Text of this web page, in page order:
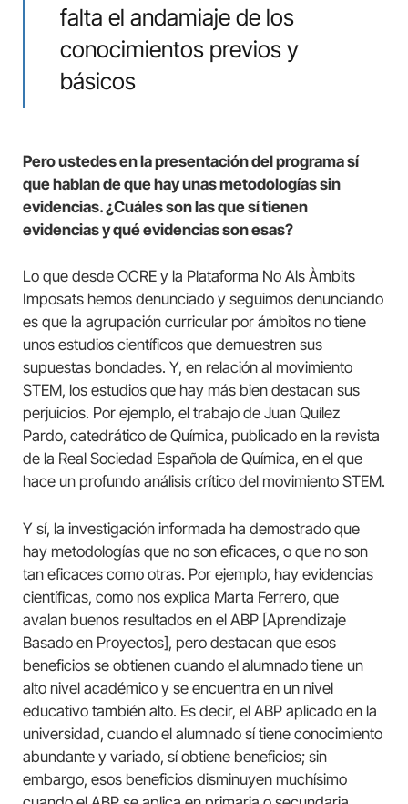
falta el andamiaje de los
conocimientos previos y
básicos
Pero ustedes en la presentación del programa sí
que hablan de que hay unas metodologías sin
evidencias. ¿Cuáles son las que sí tienen
evidencias y qué evidencias son esas?
Lo que desde OCRE y la Plataforma No Als Àmbits
Imposats hemos denunciado y seguimos denunciando
es que la agrupación curricular por ámbitos no tiene
unos estudios científicos que demuestren sus
supuestas bondades. Y, en relación al movimiento
STEM, los estudios que hay más bien destacan sus
perjuicios. Por ejemplo, el trabajo de Juan Quílez
Pardo, catedrático de Química, publicado en la revista
de la Real Sociedad Española de Química, en el que
hace un profundo análisis crítico del movimiento STEM.
Y sí, la investigación informada ha demostrado que
hay metodologías que no son eficaces, o que no son
tan eficaces como otras. Por ejemplo, hay evidencias
científicas, como nos explica Marta Ferrero, que
avalan buenos resultados en el ABP [Aprendizaje
Basado en Proyectos], pero destacan que esos
beneficios se obtienen cuando el alumnado tiene un
alto nivel académico y se encuentra en un nivel
educativo también alto. Es decir, el ABP aplicado en la
universidad, cuando el alumnado sí tiene conocimiento
abundante y variado, sí obtiene beneficios; sin
embargo, esos beneficios disminuyen muchísimo